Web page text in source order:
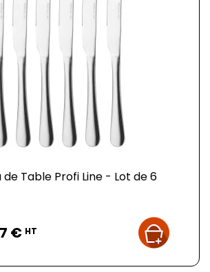
Table Profi Line - Lot de 6
€ HT